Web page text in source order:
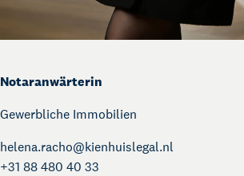
Notaranwärterin
Gewerbliche Immobilien
helena.racho@kienhuislegal.nl
+31 88 480 40 33